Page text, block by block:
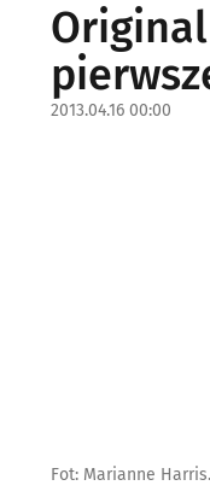
2013.04.16 00:00
Fot: Marianne